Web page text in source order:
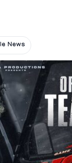
News